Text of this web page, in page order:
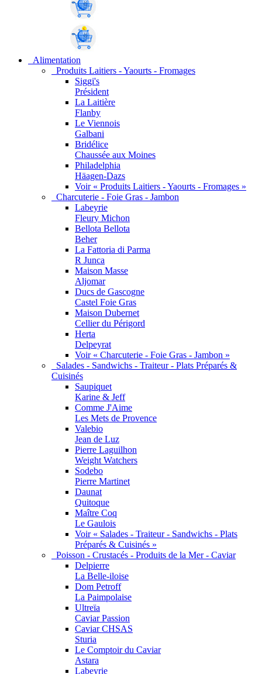
Alimentation
Produits Laitiers - Yaourts - Fromages
Siggi's
Président
La Laitière
Flanby
Le Viennois
Galbani
Bridélice
Chaussée aux Moines
Philadelphia
Häagen-Dazs
Voir « Produits Laitiers - Yaourts - Fromages »
Charcuterie - Foie Gras - Jambon
Labeyrie
Fleury Michon
Bellota Bellota
Beher
La Fattoria di Parma
R Junca
Maison Masse
Aljomar
Ducs de Gascogne
Castel Foie Gras
Maison Dubernet
Cellier du Périgord
Herta
Delpeyrat
Voir « Charcuterie - Foie Gras - Jambon »
Salades - Sandwichs - Traiteur - Plats Préparés &
Cuisinés
Saupiquet
Karine & Jeff
Comme J'Aime
Les Mets de Provence
Valebio
Jean de Luz
Pierre Laguilhon
Weight Watchers
Sodebo
Pierre Martinet
Daunat
Quitoque
Maître Coq
Le Gaulois
Voir « Salades - Traiteur - Sandwichs - Plats
Préparés & Cuisinés »
Poisson - Crustacés - Produits de la Mer - Caviar
Delpierre
La Belle-iloise
Dom Petroff
La Paimpolaise
Ultreïa
Caviar Passion
Caviar CHSAS
Sturia
Le Comptoir du Caviar
Astara
Labeyrie